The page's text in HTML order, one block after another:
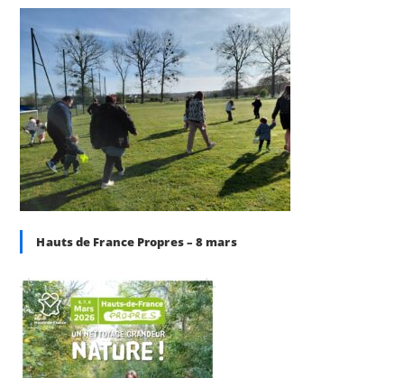
Hauts de France Propres – 8 mars